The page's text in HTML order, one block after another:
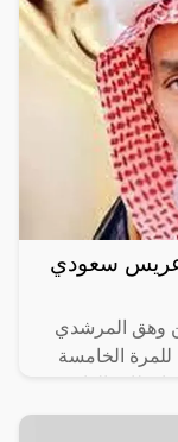
عريس سعودي
وهق المرشدي
سنة، بزواجه للمرة الخامسة